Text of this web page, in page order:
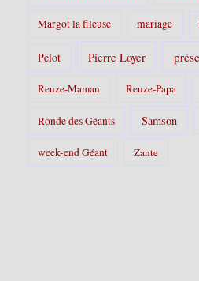
Margot la fileuse mariage
Pelot Pierre Loyer
Reuze-Maman Reuze-Papa
Ronde des Géants Samson
week-end Géant Zante